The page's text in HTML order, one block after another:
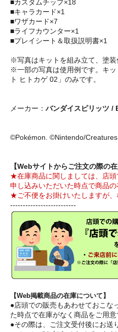
■カスタムチップ×18
■キャラカード×1
■ワザカード×7
■ライフカウンター×1
■プレイシート＆取扱説明書×1
※写真はキットを組み立て、塗装
※一部の写真は使用例です。キ
ト ヒトカゲ 02」のみです。
メーカー： バンダイスピリッツ /
©Pokémon. ©Nintendo/Creatures
【Webサイトからご注文の際の
★在庫商品に関しましては、店
申し込みいただいた時点で商品の
★ご不便をお掛けいたしますが、
--------------------------
【Web掲載商品の在庫について】
●店頭での販売もあわせておこな
た時点で在庫がなく商品をご用意
●その際は、ご注文受付後にお送